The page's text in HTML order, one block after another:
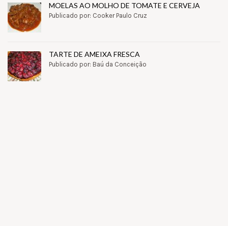
MOELAS AO MOLHO DE TOMATE E CERVEJA
Publicado por: Cooker Paulo Cruz
TARTE DE AMEIXA FRESCA
Publicado por: Baú da Conceição